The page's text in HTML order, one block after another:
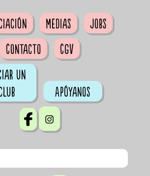
Medias
Jobs
Contacto
CGV
un
Apóyanos